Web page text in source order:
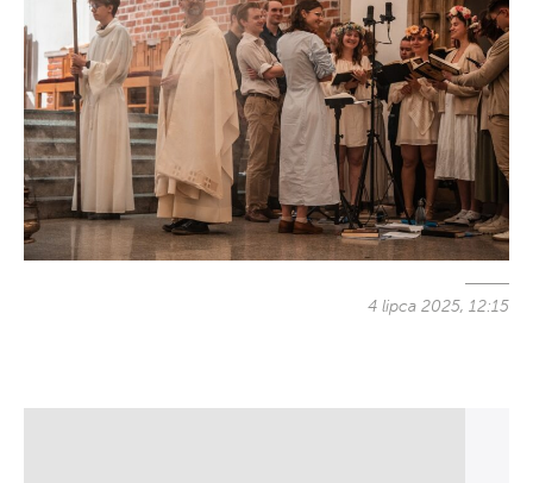
4 lipca 2025, 12:15